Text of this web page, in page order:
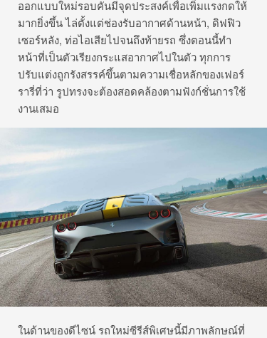
ออกแบบใหม่รอบคันมีจุดประสงค์เพื่อเพิ่มแรงกดให้
มากยิ่งขึ้น ไล่ตั้งแต่ช่องรับอากาศด้านหน้า, ดิฟฟิว
เซอร์หลัง, ท่อไอเสียไปจนถึงท้ายรถ ซึ่งตอนนี้ทำ
หน้าที่เป็นตัวเรียงกระแสอากาศไปในตัว ทุกการ
ปรับแต่งถูกรังสรรค์ขึ้นตามความเชื่อหลักของเฟอร์
รารี่ที่ว่า รูปทรงจะต้องสอดคล้องตามฟังก์ชั่นการใช้
งานเสมอ
ในด้านของดีไซน์ รถใหม่ซีรีส์พิเศษนี้มีภาพลักษณ์ที่